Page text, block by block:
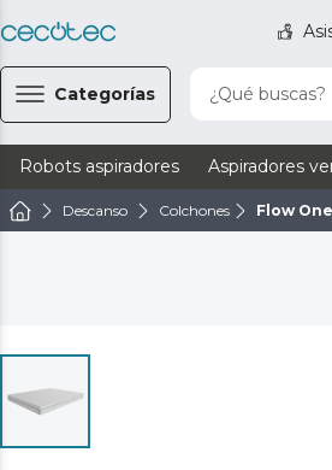
Categorías ¿Qué buscas?
Robots aspiradores Aspiradores
Descanso Colchones Flow